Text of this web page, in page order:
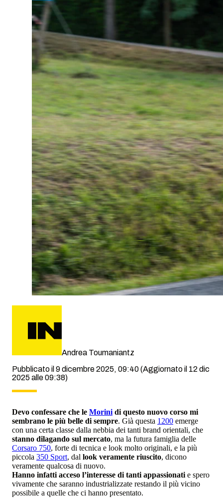
Andrea Toumaniantz
Pubblicato il 9 dicembre 2025, 09:40(Aggiornato il 12 dic
2025 alle 09:38)
Devo confessare che le Morini di questo nuovo corso mi
sembrano le più belle di sempre. Già questa 1200 emerge
con una certa classe dalla nebbia dei tanti brand orientali, che
stanno dilagando sul mercato, ma la futura famiglia delle
Corsaro 750, forte di tecnica e look molto originali, e la più
piccola 350 Sport, dal look veramente riuscito, dicono
veramente qualcosa di nuovo.
Hanno infatti acceso l’interesse di tanti appassionati e spero
vivamente che saranno industrializzate restando il più vicino
possibile a quelle che ci hanno presentato.